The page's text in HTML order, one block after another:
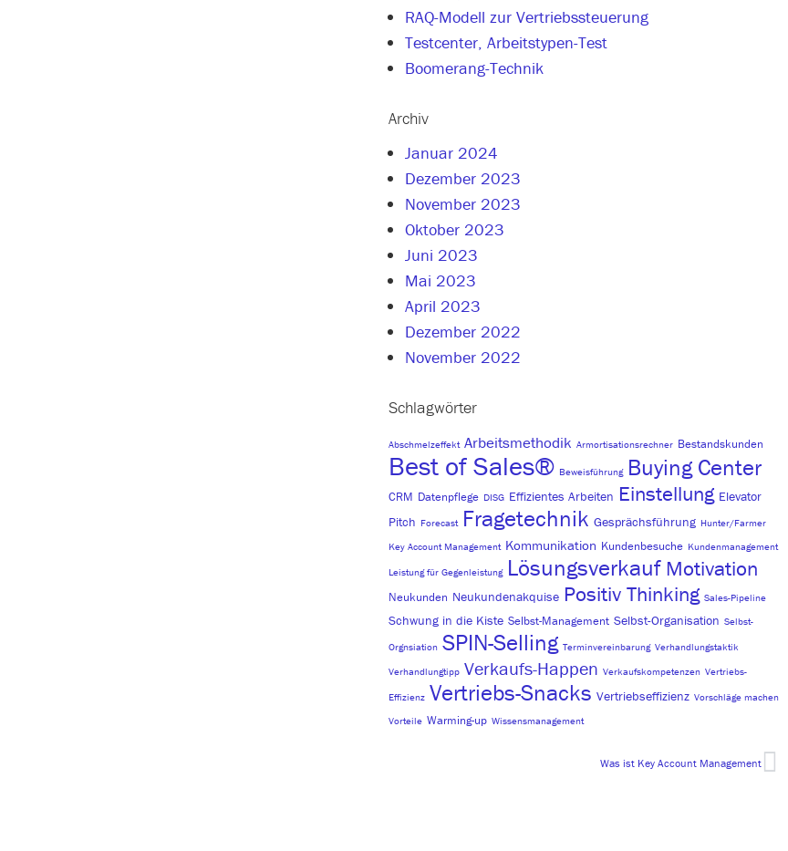
RAQ-Modell zur Vertriebssteuerung
Testcenter, Arbeitstypen-Test
Boomerang-Technik
Archiv
Januar 2024
Dezember 2023
November 2023
Oktober 2023
Juni 2023
Mai 2023
April 2023
Dezember 2022
November 2022
Schlagwörter
Abschmelzeffekt Arbeitsmethodik Armortisationsrechner Bestandskunden
Best of Sales® Beweisführung Buying Center
CRM Datenpflege DISG Effizientes Arbeiten Einstellung Elevator
Pitch Forecast Fragetechnik Gesprächsführung Hunter/Farmer
Key Account Management Kommunikation Kundenbesuche Kundenmanagement
Leistung für Gegenleistung Lösungsverkauf Motivation
Neukunden Neukundenakquise Positiv Thinking Sales-Pipeline
Schwung in die Kiste Selbst-Management Selbst-Organisation Selbst-
Orgnsiation SPIN-Selling Terminvereinbarung Verhandlungstaktik
Verhandlungtipp Verkaufs-Happen Verkaufskompetenzen Vertriebs-
Effizienz Vertriebs-Snacks Vertriebseffizienz Vorschläge machen
Vorteile Warming-up Wissensmanagement
Was ist Key Account Management